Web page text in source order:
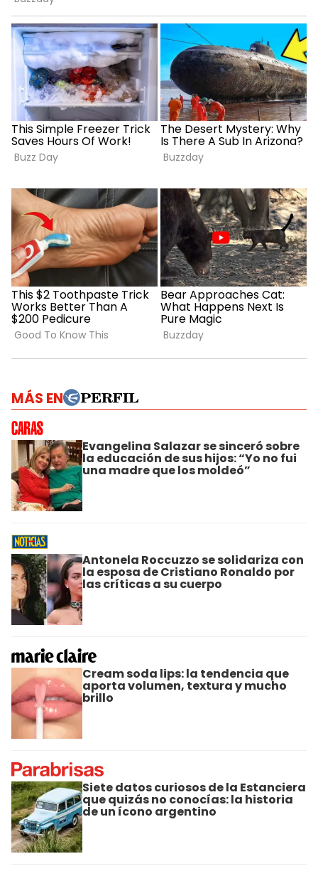
MÁS EN
Evangelina Salazar se sinceró sobre
la educación de sus hijos: “Yo no fui
una madre que los moldeó”
Antonela Roccuzzo se solidariza con
la esposa de Cristiano Ronaldo por
las críticas a su cuerpo
Cream soda lips: la tendencia que
aporta volumen, textura y mucho
brillo
Siete datos curiosos de la Estanciera
que quizás no conocías: la historia
de un ícono argentino